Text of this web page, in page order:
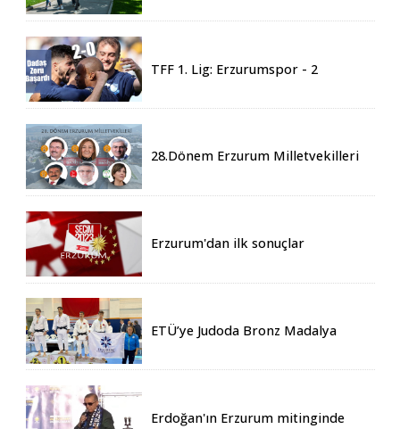
TFF 1. Lig: Erzurumspor - 2
28.Dönem Erzurum Milletvekilleri
Erzurum'dan ilk sonuçlar
ETÜ’ye Judoda Bronz Madalya
Erdoğan'ın Erzurum mitinginde